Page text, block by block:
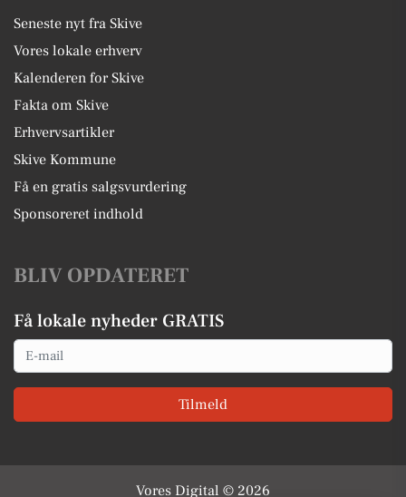
Seneste nyt fra Skive
Vores lokale erhverv
Kalenderen for Skive
Fakta om Skive
Erhvervsartikler
Skive Kommune
Få en gratis salgsvurdering
Sponsoreret indhold
BLIV OPDATERET
Få lokale nyheder GRATIS
Email
Tilmeld
Vores Digital © 2026